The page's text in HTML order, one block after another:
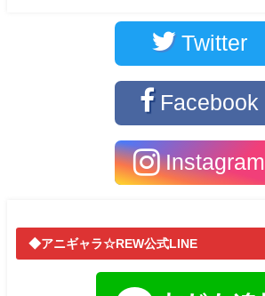
Twitter
Facebook
Instagram
◆アニギャラ☆REW公式LINE